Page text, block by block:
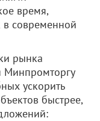
время,
в современной
рынка
Минпромторгу
ускорить
быстрее,